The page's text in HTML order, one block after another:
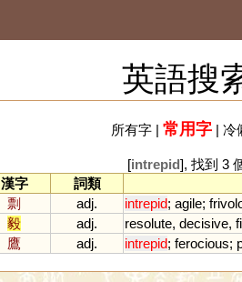
英語搜
所有字| 常用字| 冷
[intrepid], 找到 3
漢字
詞類
剽
adj. intrepid; agile;
毅
adj. resolute, decisive,
鷹
adj. intrepid; ferocious;